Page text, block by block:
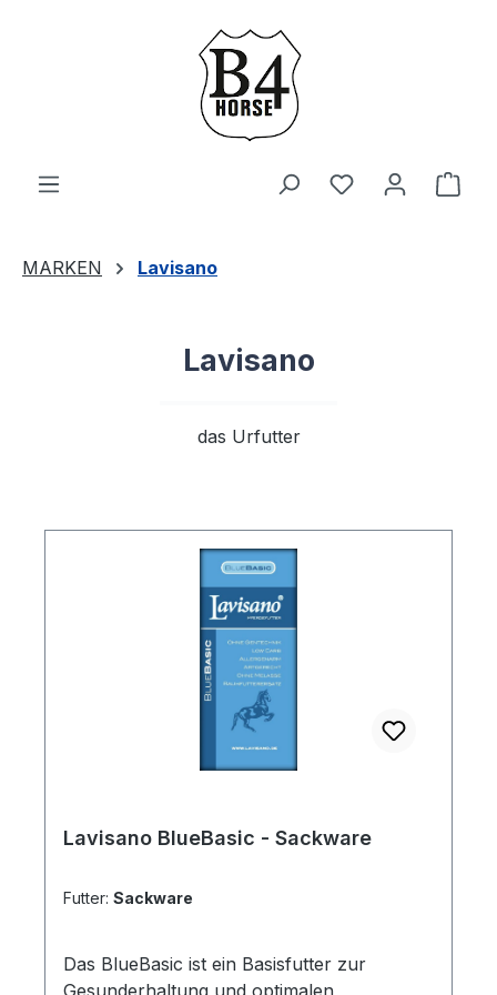
Zum Hauptinhalt springen
Du hast 0
MARKEN Lavisano
Lavisano
das Urfutter
Lavisano BlueBasic - Sackware
Futter: Sackware
Das BlueBasic ist ein Basisfutter zur
Gesunderhaltung und optimalen